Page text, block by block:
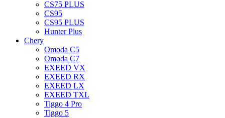
CS75 PLUS
CS95
CS95 PLUS
Hunter Plus
Chery
Omoda C5
Omoda C7
EXEED VX
EXEED RX
EXEED LX
EXEED TXL
Tiggo 4 Pro
Tiggo 5